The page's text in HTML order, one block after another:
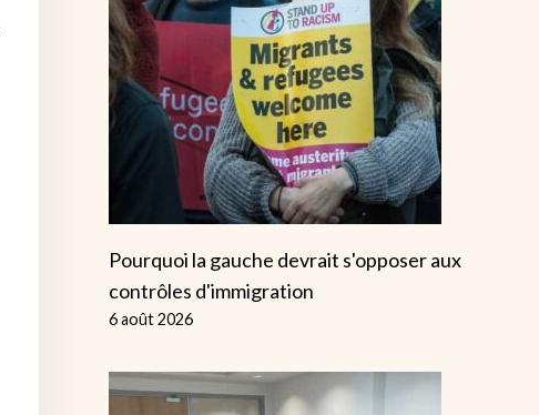
Pourquoi la gauche devrait s'opposer aux
contrôles d'immigration
6 août 2026